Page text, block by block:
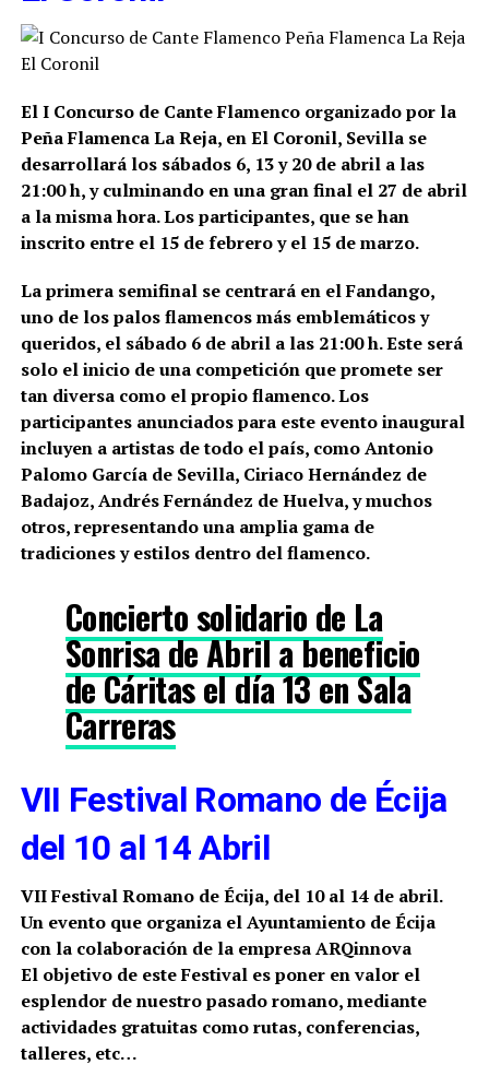
El I Concurso de Cante Flamenco organizado por la
Peña Flamenca La Reja, en El Coronil, Sevillase
desarrollará los sábados 6, 13 y 20 de abril a las
21:00 h, y culminando en una gran final el 27 de abril
a la misma hora. Los participantes, que se han
inscrito entre el 15 de febrero y el 15 de marzo.
La primera semifinal se centrará en el Fandango,
uno de los palos flamencos más emblemáticos y
queridos, el sábado 6 de abril a las 21:00 h. Este será
solo el inicio de una competición que promete ser
tan diversa como el propio flamenco. Los
participantes anunciados para este evento inaugural
incluyen a artistas de todo el país, como Antonio
Palomo García de Sevilla, Ciriaco Hernández de
Badajoz, Andrés Fernández de Huelva, y muchos
otros, representando una amplia gama de
tradiciones y estilos dentro del flamenco.
Concierto solidario de La
Sonrisa de Abril a beneficio
de Cáritas el día 13 en Sala
Carreras
VII Festival Romano de Écija
del 10 al 14 Abril
VII Festival Romano de Écija, del 10 al 14 de abril.
Un evento que organiza el Ayuntamiento de Écija
con la colaboración de la empresa ARQinnova
El objetivo de este Festival es poner en valor el
esplendor de nuestro pasado romano, mediante
actividades gratuitas como rutas, conferencias,
talleres, etc…